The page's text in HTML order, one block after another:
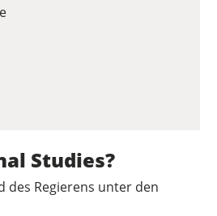
Studies?
des Regierens unter den